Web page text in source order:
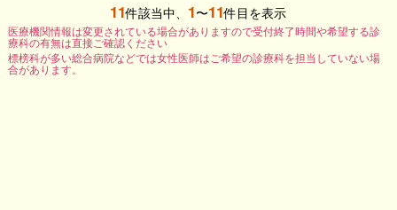
11件該当中、 1〜11件目を表示
医療機関情報は変更されている場合がありますので受付終了時間や希望する診
療科の有無は直接ご確認ください
標榜科が多い総合病院などでは女性医師はご希望の診療科を担当していない場
合があります。